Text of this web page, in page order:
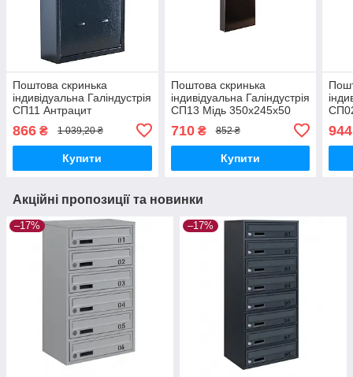
Поштова скринька
індивідуальна Галіндустрія
СП11 Антрацит
866 ₴ 1 039,20 ₴
Купити
Поштова скринька
індивідуальна Галіндустрія
СП13 Мідь 350х245х50
710₴ 852 ₴
Купити
944
Акційні пропозиції та новинки
–17% –17%